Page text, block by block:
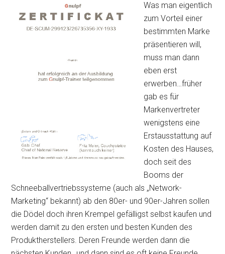
Was man eigentlich
zum Vorteil einer
bestimmten Marke
präsentieren will,
muss man dann
eben erst
erwerben…früher
gab es für
Markenvertreter
wenigstens eine
Erstausstattung auf
Kosten des Hauses,
doch seit des
Booms der
Schneeballvertriebssysteme (auch als „Network-
Marketing“ bekannt) ab den 80er- und 90er-Jahren sollen
die Dödel doch ihren Krempel gefälligst selbst kaufen und
werden damit zu den ersten und besten Kunden des
Produktherstellers. Deren Freunde werden dann die